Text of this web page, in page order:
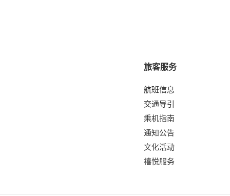
旅客服务
航班信息
交通导引
乘机指南
通知公告
文化活动
禧悦服务